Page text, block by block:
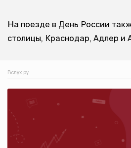
На поезде в День России
столицы, Краснодар, Адлер и
Вслух.ру